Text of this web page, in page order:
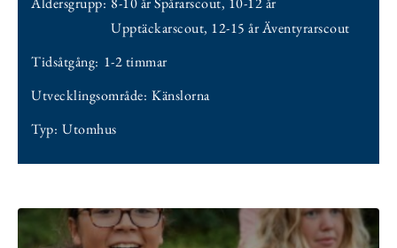
Upptäckarscout, 12-15 år Äventyrarscout
Tidsåtgång: 1-2 timmar
Utvecklingsområde: Känslorna
Typ: Utomhus